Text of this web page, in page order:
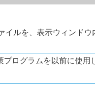
ルを、表示ウィンド
ログラムを以前に使用